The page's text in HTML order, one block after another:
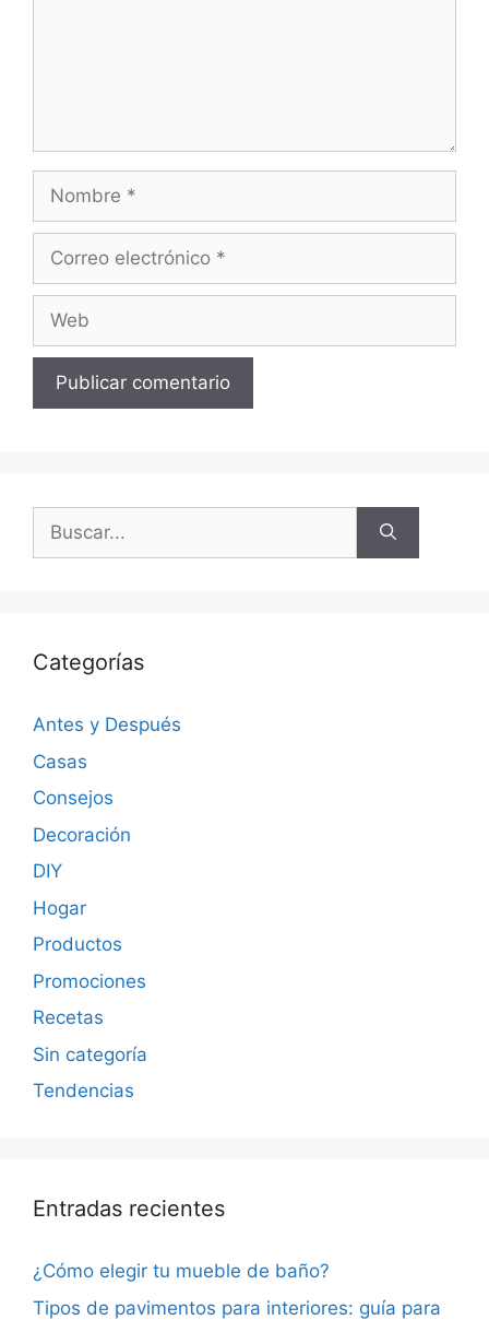
Categorías
Antes y Después
Casas
Consejos
Decoración
DIY
Hogar
Productos
Promociones
Recetas
Sin categoría
Tendencias
Entradas recientes
¿Cómo elegir tu mueble de baño?
Tipos de pavimentos para interiores: guía para